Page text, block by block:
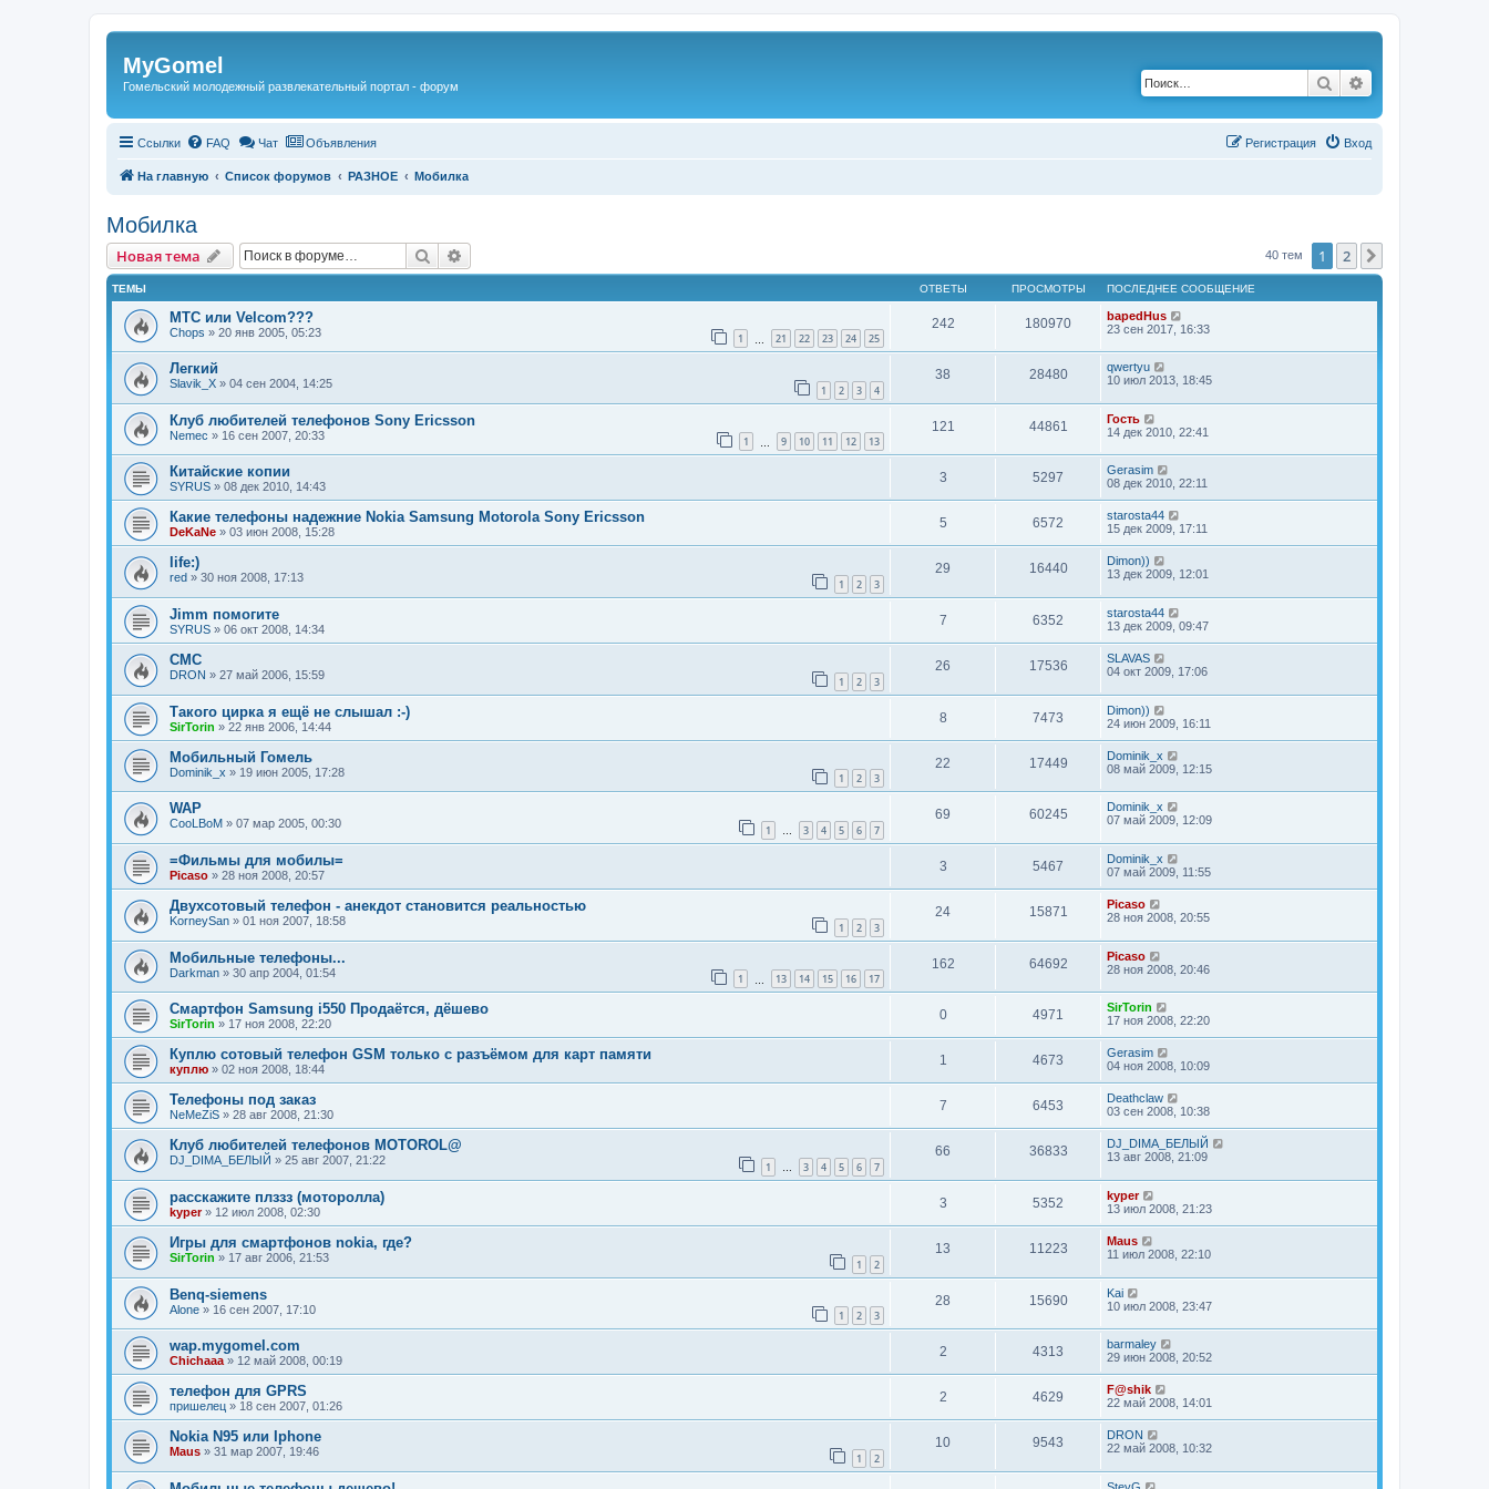
Регистрация
MyGomel
Гомельский молодежный развлекательный портал - форум Поиск
Ссылки FAQ Чат Объявления Вход
Регистрация
На главную Список форумов РАЗНОЕ Мобилка
Мобилка
Новая тема
Новаятема Поиск 40 тем 1 2
ТЕМЫ ОТВЕТЫ ПРОСМОТРЫ ПОСЛЕДНЕЕ СООБЩЕНИЕ
МТС или Velcom???
Chops » 20 янв 2005, 05:23 1 21 22 23 24 25
242 180970
bapedHus
23 сен 2017, 16:33
Легкий
Slavik_X » 04 сен 2004, 14:25 1 2 3 4
38 28480
qwertyu
10 июл 2013, 18:45
Клуб любителей телефонов Sony Ericsson
Nemec » 16 сен 2007, 20:33 1 9 10 11 12 13
121 44861
Гость
14 дек 2010, 22:41
Китайские копии
SYRUS » 08 дек 2010, 14:43
3 5297
Gerasim
08 дек 2010, 22:11
Какие телефоны надежние Nokia Samsung Motorola Sony Ericsson
DeKaNe » 03 июн 2008, 15:28
5 6572
starosta44
15 дек 2009, 17:11
life:)
red » 30 ноя 2008, 17:13 1 2 3
29 16440
Dimon))
13 дек 2009, 12:01
Jimm помогите
SYRUS » 06 окт 2008, 14:34
7 6352
starosta44
13 дек 2009, 09:47
СМС
DRON » 27 май 2006, 15:59 1 2 3
26 17536
SLAVAS
04 окт 2009, 17:06
Такого цирка я ещё не слышал :-)
SirTorin » 22 янв 2006, 14:44
8 7473
Dimon))
24 июн 2009, 16:11
Мобильный Гомель
Dominik_x » 19 июн 2005, 17:28 1 2 3
22 17449
Dominik_x
08 май 2009, 12:15
WAP
CooLBoM » 07 мар 2005, 00:30 1 … 3 4 5 6 7
69 60245
Dominik_x
07 май 2009, 12:09
=Фильмы для мобилы=
Picaso » 28 ноя 2008, 20:57
3 5467
Dominik_x
07 май 2009, 11:55
Двухсотовый телефон - анекдот становится реальностью
KorneySan » 01 ноя 2007, 18:58 1 2 3
24 15871
Picaso
28 ноя 2008, 20:55
Мобильные телефоны...
Darkman » 30 апр 2004, 01:54 1 13 14 15 16 17
162 64692
Picaso
28 ноя 2008, 20:46
Смартфон Samsung i550 Продаётся, дёшево
SirTorin » 17 ноя 2008, 22:20
0 4971
SirTorin
17 ноя 2008, 22:20
Куплю сотовый телефон GSM только с разъёмом для карт памяти
куплю » 02 ноя 2008, 18:44
1 4673
Gerasim
04 ноя 2008, 10:09
Телефоны под заказ
NeMeZiS » 28 авг 2008, 21:30
7 6453
Deathclaw
03 сен 2008, 10:38
Клуб любителей телефонов MOTOROL@
DJ_DIMA_БЕЛЫЙ » 25 авг 2007, 21:22 1 … 3 4 5 6 7
66 36833
DJ_DIMA_БЕЛЫЙ
13 авг 2008, 21:09
расскажите плззз (моторолла)
kyper» 12 июл 2008, 02:30
3 5352
kyper
13 июл 2008, 21:23
Игры для смартфонов nokia, где?
SirTorin » 17 авг 2006, 21:53 1 2
13 11223
Maus
11 июл 2008, 22:10
Benq-siemens
Alone » 16 сен 2007, 17:10 1 2 3
28 15690
Kai
10 июл 2008, 23:47
wap.mygomel.com
Chichaaa » 12 май 2008, 00:19
2 4313
barmaley
29 июн 2008, 20:52
телефон для GPRS
пришелец » 18 сен 2007, 01:26
2 4629
F@shik
22 май 2008, 14:01
Nokia N95 или Iphone
Maus » 31 мар 2007, 19:46 1 2
10 9543
DRON
22 май 2008, 10:32